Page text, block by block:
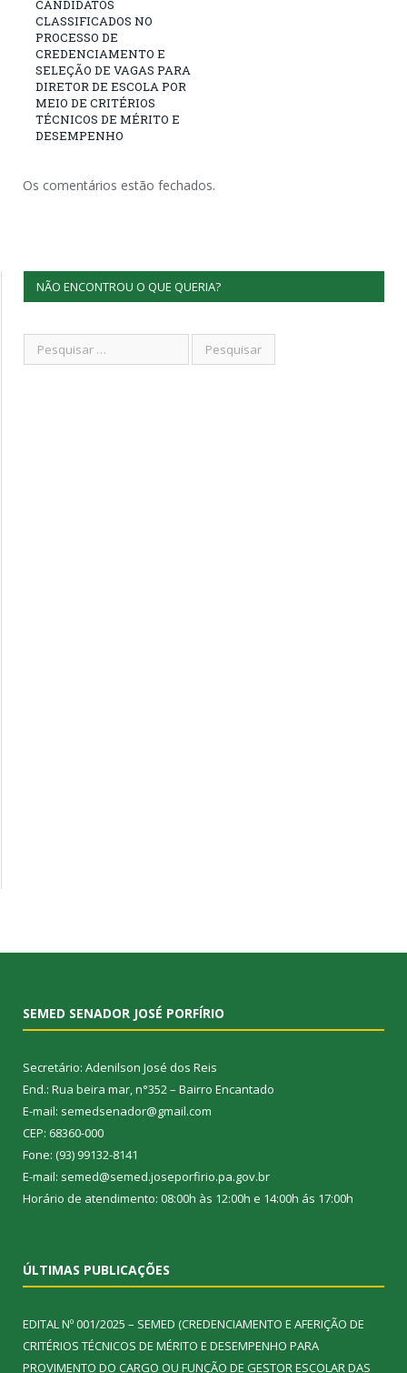
CANDIDATOS
CLASSIFICADOS NO
PROCESSO DE
CREDENCIAMENTO E
SELEÇÃO DE VAGAS PARA
DIRETOR DE ESCOLA POR
MEIO DE CRITÉRIOS
TÉCNICOS DE MÉRITO E
DESEMPENHO
Os comentários estão fechados.
NÃO ENCONTROU O QUE QUERIA?
SEMED SENADOR JOSÉ PORFÍRIO
Secretário: Adenilson José dos Reis
End.: Rua beira mar, n°352 – Bairro Encantado
E-mail: semedsenador@gmail.com
CEP: 68360-000
Fone: (93) 99132-8141
E-mail: semed@semed.joseporfirio.pa.gov.br
Horário de atendimento: 08:00h às 12:00h e 14:00h ás 17:00h
ÚLTIMAS PUBLICAÇÕES
EDITAL Nº 001/2025 – SEMED (CREDENCIAMENTO E AFERIÇÃO DE
CRITÉRIOS TÉCNICOS DE MÉRITO E DESEMPENHO PARA
PROVIMENTO DO CARGO OU FUNÇÃO DE GESTOR ESCOLAR DAS